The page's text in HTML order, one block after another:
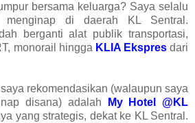
bersama keluarga? Saya selalu
menginap di daerah KL Sentral.
berganti alat publik transportasi,
monorail hingga KLIA Ekspresdari
rekomendasikan (walaupun saya
disana) adalah
My Hotel @KL
yang strategis, dekat ke KL Sentral.